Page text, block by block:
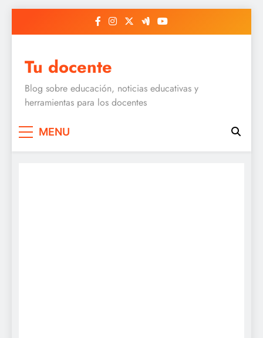
Tu docente
Blog sobre educación, noticias educativas y
herramientas para los docentes
MENU